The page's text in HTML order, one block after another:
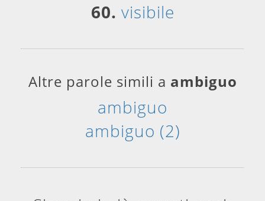
60. visibile
Altre parole simili a ambiguo
ambiguo
ambiguo (2)